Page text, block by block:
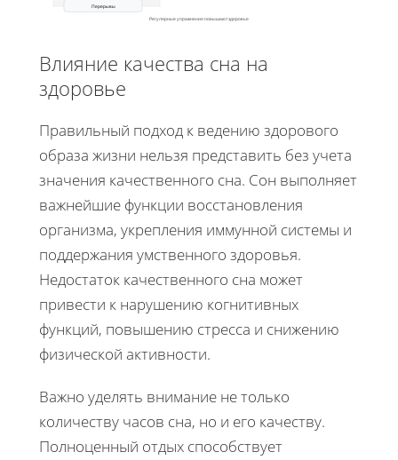
Перерывы
Регулярные упражнения повышают здоровье
Влияние качества сна на
здоровье
Правильный подход к ведению здорового
образа жизни нельзя представить без учета
значения качественного сна. Сон выполняет
важнейшие функции восстановления
организма, укрепления иммунной системы и
поддержания умственного здоровья.
Недостаток качественного сна может
привести к нарушению когнитивных
функций, повышению стресса и снижению
физической активности.
Важно уделять внимание не только
количеству часов сна, но и его качеству.
Полноценный отдых способствует